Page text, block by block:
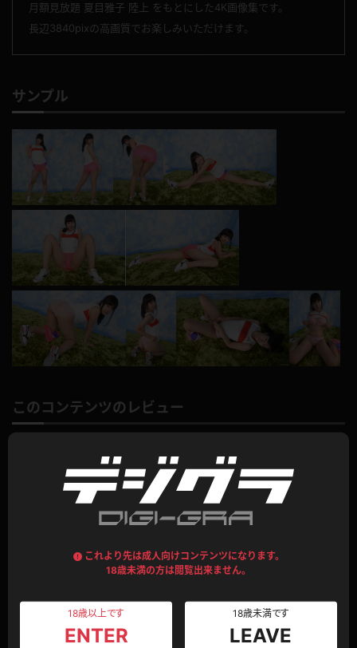
これより先は成人向けコンテンツになります。
18歳未満の方は閲覧出来ません。
18歳以上です
ENTER
18歳未満です
LEAVE
月額見放題 夏目雅子 陸上 をもとにした4K画像集です。
長辺3840pixの高画質でお楽しみいただけます。
サンプル
このコンテンツのレビュー
レビュー投稿
このモデルの別のコンテンツ